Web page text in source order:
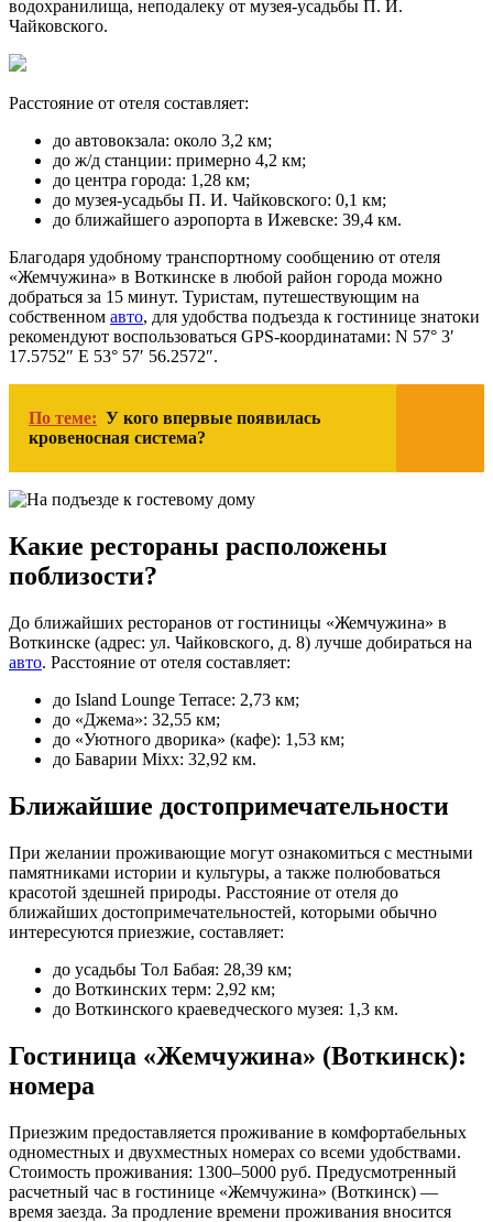
водохранилища, неподалеку от музея-усадьбы П. И.
Чайковского.
Расстояние от отеля составляет:
до автовокзала: около 3,2 км;
до ж/д станции: примерно 4,2 км;
до центра города: 1,28 км;
до музея-усадьбы П. И. Чайковского: 0,1 км;
до ближайшего аэропорта в Ижевске: 39,4 км.
Благодаря удобному транспортному сообщению от отеля
«Жемчужина» в Воткинске в любой район города можно
добраться за 15 минут. Туристам, путешествующим на
собственном авто, для удобства подъезда к гостинице знатоки
рекомендуют воспользоваться GPS-координатами: N 57° 3′
17.5752″ E 53° 57′ 56.2572″.
По теме: У кого впервые появилась
кровеносная система?
Какие рестораны расположены
поблизости?
До ближайших ресторанов от гостиницы «Жемчужина» в
Воткинске (адрес: ул. Чайковского, д. 8) лучше добираться на
авто. Расстояние от отеля составляет:
до Island Lounge Terrace: 2,73 км;
до «Джема»: 32,55 км;
до «Уютного дворика» (кафе): 1,53 км;
до Баварии Mixx: 32,92 км.
Ближайшие достопримечательности
При желании проживающие могут ознакомиться с местными
памятниками истории и культуры, а также полюбоваться
красотой здешней природы. Расстояние от отеля до
ближайших достопримечательностей, которыми обычно
интересуются приезжие, составляет:
до усадьбы Тол Бабая: 28,39 км;
до Воткинских терм: 2,92 км;
до Воткинского краеведческого музея: 1,3 км.
Гостиница «Жемчужина» (Воткинск):
номера
Приезжим предоставляется проживание в комфортабельных
одноместных и двухместных номерах со всеми удобствами.
Стоимость проживания: 1300–5000 руб. Предусмотренный
расчетный час в гостинице «Жемчужина» (Воткинск) —
время заезда. За продление времени проживания вносится